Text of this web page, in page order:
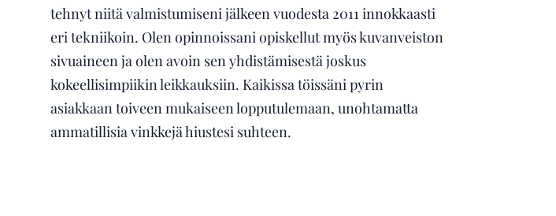
tehnyt niitä valmistumiseni jälkeen vuodesta 2011 innokkaasti
eri tekniikoin. Olen opinnoissani opiskellut myös kuvanveiston
sivuaineen ja olen avoin sen yhdistämisestä joskus
kokeellisimpiikin leikkauksiin. Kaikissa töissäni pyrin
asiakkaan toiveen mukaiseen lopputulemaan, unohtamatta
ammatillisia vinkkejä hiustesi suhteen.